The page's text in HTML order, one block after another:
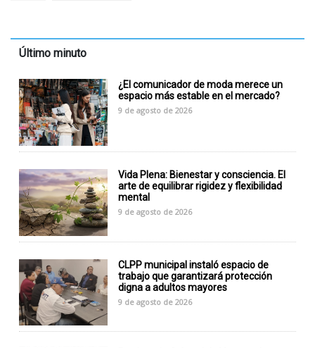
Último minuto
¿El comunicador de moda merece un
espacio más estable en el mercado?
9 de agosto de 2026
Vida Plena: Bienestar y consciencia. El
arte de equilibrar rigidez y flexibilidad
mental
9 de agosto de 2026
CLPP municipal instaló espacio de
trabajo que garantizará protección
digna a adultos mayores
9 de agosto de 2026